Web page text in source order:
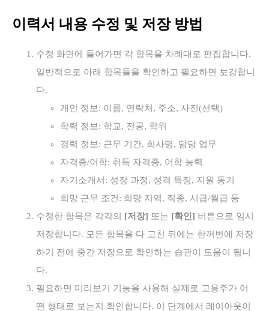
이력서 내용 수정 및 저장 방법
수정 화면에 들어가면 각 항목을 차례대로 편집합니다.
일반적으로 아래 항목들을 확인하고 필요하면 보강합니
다.
개인 정보: 이름, 연락처, 주소, 사진(선택)
학력 정보: 학교, 전공, 학위
경력 정보: 근무 기간, 회사명, 담당 업무
자격증/어학: 취득 자격증, 어학 능력
자기소개서: 성장 과정, 성격 특징, 지원 동기
희망 근무 조건: 희망 지역, 직종, 시급/월급 등
수정한 항목은 각각의 [저장] 또는 [확인] 버튼으로 임시
저장합니다. 모든 항목을 다 고친 뒤에는 한꺼번에 저장
하기 전에 중간 저장으로 확인하는 습관이 도움이 됩니
다.
필요하면 미리보기 기능을 사용해 실제로 고용주가 어
떤 형태로 보는지 확인합니다. 이 단계에서 레이아웃이